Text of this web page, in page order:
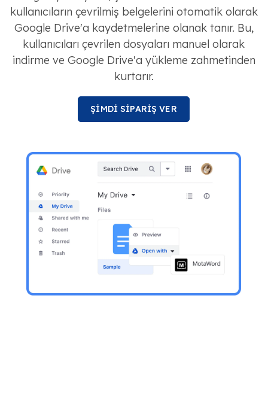
kullanıcıların çevrilmiş belgelerini otomatik olarak
Google Drive'a kaydetmelerine olanak tanır. Bu,
kullanıcıları çevrilen dosyaları manuel olarak
indirme ve Google Drive'a yükleme zahmetinden
kurtarır.
ŞİMDİ SİPARİŞ VER